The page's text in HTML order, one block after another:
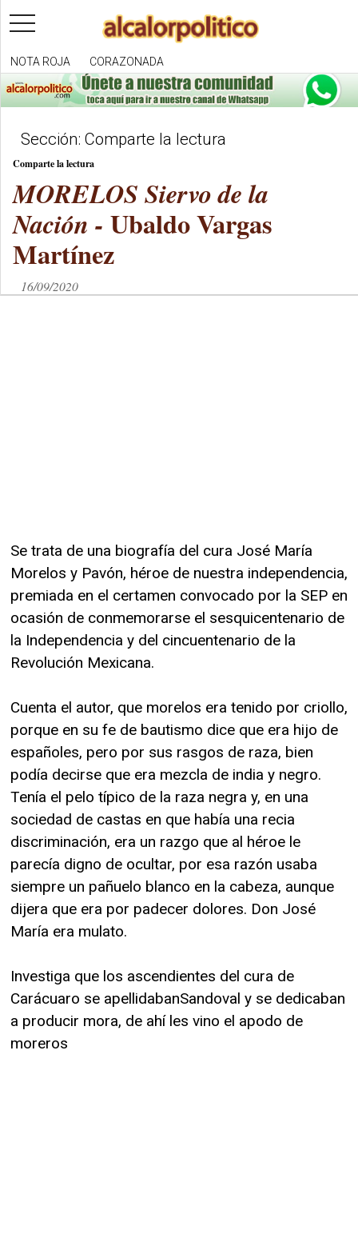
toggle
navigation
NOTA ROJA CORAZONADA
Sección: Comparte la lectura
Comparte la lectura
MORELOS Siervo de la
Nación - Ubaldo Vargas
Martínez
16/09/2020
Se trata de una biografía del cura José María
Morelos y Pavón, héroe de nuestra independencia,
premiada en el certamen convocado por la SEP en
ocasión de conmemorarse el sesquicentenario de
la Independencia y del cincuentenario de la
Revolución Mexicana.
Cuenta el autor, que morelos era tenido por criollo,
porque en su fe de bautismo dice que era hijo de
españoles, pero por sus rasgos de raza, bien
podía decirse que era mezcla de india y negro.
Tenía el pelo típico de la raza negra y, en una
sociedad de castas en que había una recia
discriminación, era un razgo que al héroe le
parecía digno de ocultar, por esa razón usaba
siempre un pañuelo blanco en la cabeza, aunque
dijera que era por padecer dolores. Don José
María era mulato.
Investiga que los ascendientes del cura de
Carácuaro se apellidabanSandoval y se dedicaban
a producir mora, de ahí les vino el apodo de
moreros